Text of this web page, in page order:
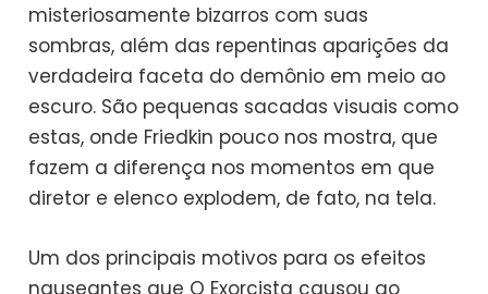
misteriosamente bizarros com suas
sombras, além das repentinas aparições da
verdadeira faceta do demônio em meio ao
escuro. São pequenas sacadas visuais como
estas, onde Friedkin pouco nos mostra, que
fazem a diferença nos momentos em que
diretor e elenco explodem, de fato, na tela.
Um dos principais motivos para os efeitos
nauseantes que O Exorcista causou ao